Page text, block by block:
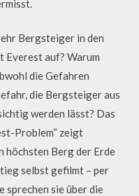
Bergsteiger in den
Everest auf? Warum
die Gefahren
die Bergsteiger aus
werden lässt? Das
Problem“ zeigt
höchsten Berg der Erde
selbst gefilmt – per
sprechen sie über die